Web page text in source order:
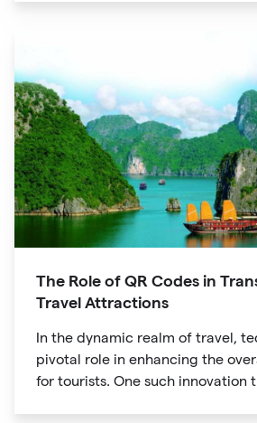
The Role of QR Codes in
Travel Attractions
In the dynamic realm of travel,
pivotal role in enhancing the
for tourists. One such innovation